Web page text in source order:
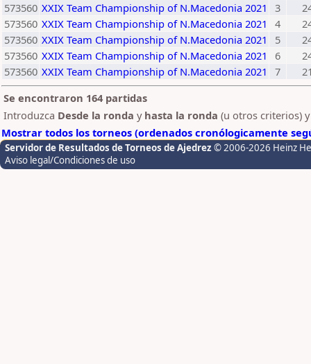
573560 XXIX Team Championship of N.Macedonia 2021 3
573560 XXIX Team Championship of N.Macedonia 2021 4
573560 XXIX Team Championship of N.Macedonia 2021 5
573560 XXIX Team Championship of N.Macedonia 2021 6
573560 XXIX Team Championship of N.Macedonia 2021 7
Se encontraron 164 partidas
Introduzca Desde la ronda y hasta la ronda (u otros criterios)
Mostrar todos los torneos (ordenados cronólogicamente
Servidor de Resultados de Torneos de Ajedrez © 2006-2026 Heinz
Aviso legal/Condiciones de uso